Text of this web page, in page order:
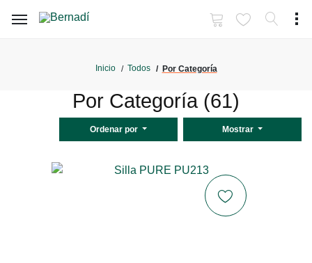
Inicio Todos Por Categoría
Por Categoría (61)
Ordenar por Mostrar